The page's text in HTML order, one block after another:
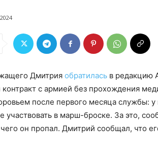
Дмитрия обратилась в редакцию
с армией без прохождения
после первого месяца службы: у
в марш-броске. За это,
он пропал. Дмитрий сообщал, что